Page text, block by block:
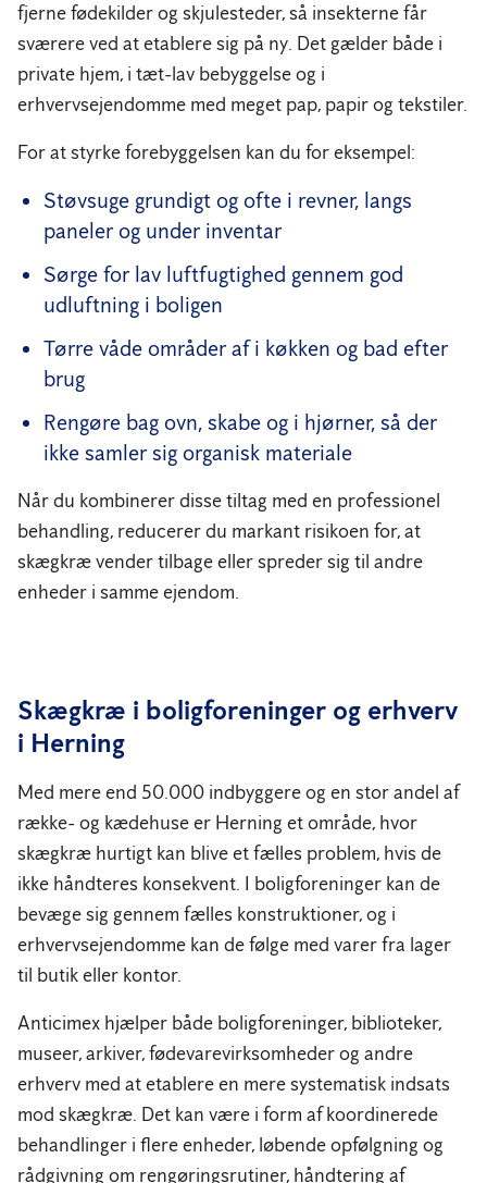
fjerne fødekilder og skjulesteder, så insekterne får
sværere ved at etablere sig på ny. Det gælder både i
private hjem, i tæt-lav bebyggelse og i
erhvervsejendomme med meget pap, papir og tekstiler.
For at styrke forebyggelsen kan du for eksempel:
Støvsuge grundigt og ofte i revner, langs
paneler og under inventar
Sørge for lav luftfugtighed gennem god
udluftning i boligen
Tørre våde områder af i køkken og bad efter
brug
Rengøre bag ovn, skabe og i hjørner, så der
ikke samler sig organisk materiale
Når du kombinerer disse tiltag med en professionel
behandling, reducerer du markant risikoen for, at
skægkræ vender tilbage eller spreder sig til andre
enheder i samme ejendom.
Skægkræ i boligforeninger og erhverv
i Herning
Med mere end 50.000 indbyggere og en stor andel af
række- og kædehuse er Herning et område, hvor
skægkræ hurtigt kan blive et fælles problem, hvis de
ikke håndteres konsekvent. I boligforeninger kan de
bevæge sig gennem fælles konstruktioner, og i
erhvervsejendomme kan de følge med varer fra lager
til butik eller kontor.
Anticimex hjælper både boligforeninger, biblioteker,
museer, arkiver, fødevarevirksomheder og andre
erhverv med at etablere en mere systematisk indsats
mod skægkræ. Det kan være i form af koordinerede
behandlinger i flere enheder, løbende opfølgning og
rådgivning om rengøringsrutiner, håndtering af